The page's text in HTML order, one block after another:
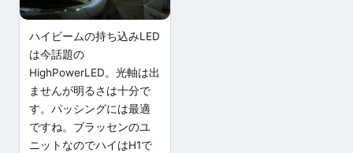
ハイビームの持ち込みLED
は今話題の
HighPowerLED。光軸は出
ませんが明るさは十分で
す。パッシングには最適
ですね。ブラッセンのユ
ニットなのでハイはH1で